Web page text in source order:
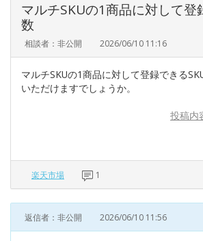
マルチSKUの1商品に対して登
数
相談者：非公開 2026/06/10 11:16
マルチSKUの1商品に対して登録できる
いただけますでしょうか。
投稿内
楽天市場 1
返信者：非公開 2026/06/10 11:56